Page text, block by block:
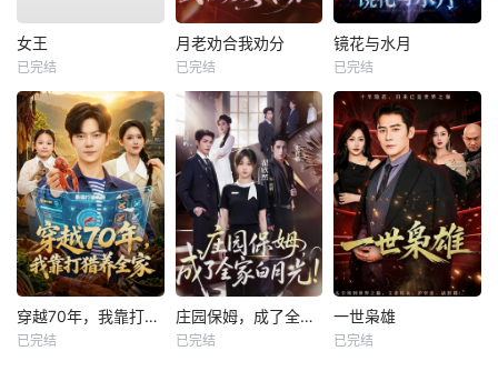
女王
已完结
月老劝合我劝分
已完结
镜花与水月
已完结
穿越70年，我靠打猎养全家
已完结
庄园保姆，成了全家白月光
已完结
一世枭雄
已完结